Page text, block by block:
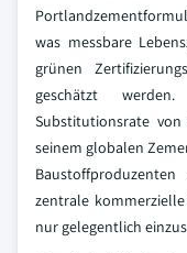
was messbare
grünen
geschätzt
Substitutionsrate
seinem globalen
zentrale
nur gelegentlich